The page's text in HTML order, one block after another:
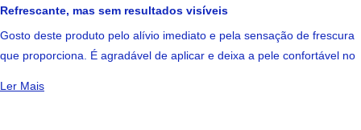
Refrescante, mas sem resultados visíveis
Gosto deste produto pelo alívio imediato e pela sensação de frescura
que proporciona. É agradável de aplicar e deixa a pele confortável no
que para mim acaba por ser mais um produto de bem-estar do que
Ler MaisLer Mais Sobre Esta Avaliação